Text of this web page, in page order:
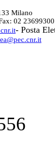
Milano
02 23699300
- Posta